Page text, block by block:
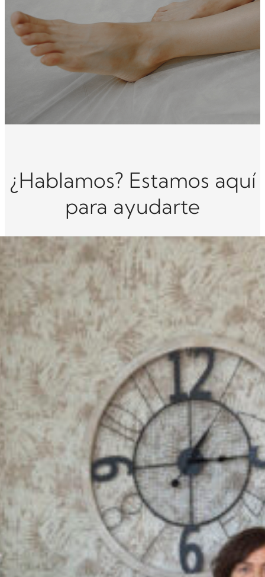
¿Hablamos? Estamos aquí
para ayudarte